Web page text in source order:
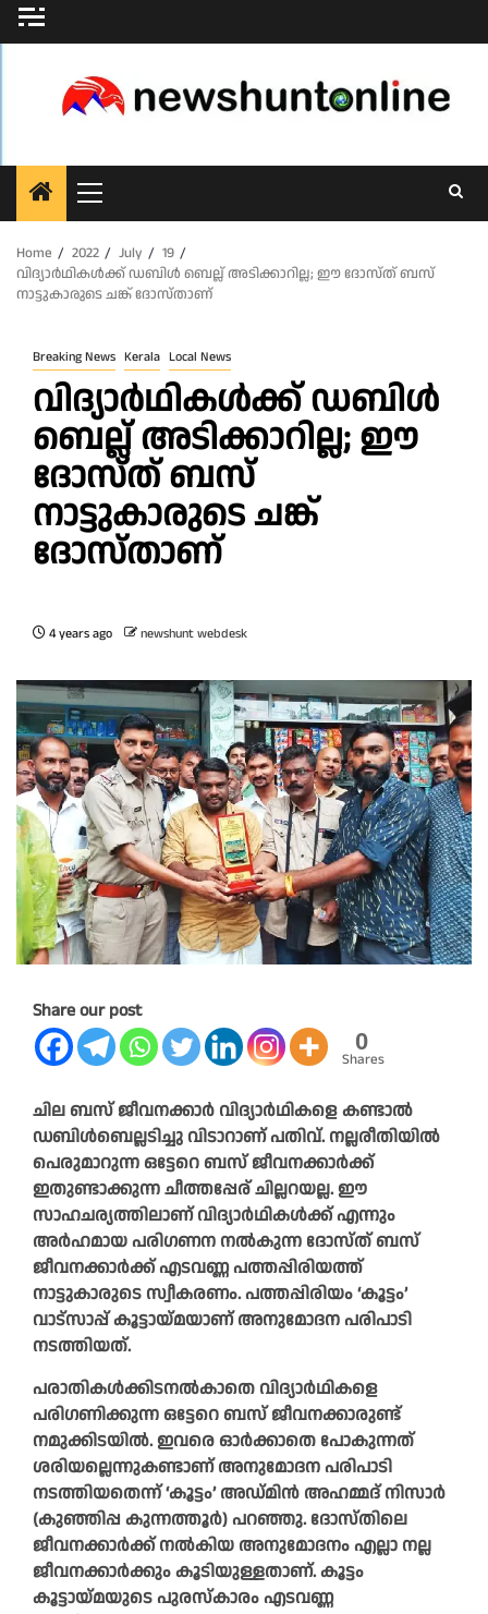
Skip
to
Primary
Menu
Home
2022 July
19
വിദ്യാര്‍ഥികള്‍ക്ക് ഡബിള്‍ ബെല്ല് അടിക്കാറില്ല; ഈ ദോസ്ത് ബസ്
നാട്ടുകാരുടെ ചങ്ക് ദോസ്താണ്
Breaking News Kerala Local News
വിദ്യാര്‍ഥികള്‍ക്ക് ഡബിള്‍
ബെല്ല് അടിക്കാറില്ല; ഈ
ദോസ്ത് ബസ്
നാട്ടുകാരുടെ ചങ്ക്
ദോസ്താണ്
4 years ago newshunt webdesk
Share our post
0
Shares
ചില ബസ് ജീവനക്കാര്‍ വിദ്യാര്‍ഥികളെ കണ്ടാല്‍
ഡബിള്‍ബെല്ലടിച്ചു വിടാറാണ് പതിവ്. നല്ലരീതിയില്‍
പെരുമാറുന്ന ഒട്ടേറെ ബസ് ജീവനക്കാര്‍ക്ക്
ഇതുണ്ടാക്കുന്ന ചീത്തപ്പേര് ചില്ലറയല്ല. ഈ
സാഹചര്യത്തിലാണ് വിദ്യാര്‍ഥികള്‍ക്ക് എന്നും
അര്‍ഹമായ പരിഗണന നല്‍കുന്ന ദോസ്ത് ബസ്
ജീവനക്കാര്‍ക്ക് എടവണ്ണ പത്തപ്പിരിയത്ത്
നാട്ടുകാരുടെ സ്വീകരണം. പത്തപ്പിരിയം ‘കൂട്ടം’
വാട്‌സാപ്പ് കൂട്ടായ്മയാണ് അനുമോദന പരിപാടി
നടത്തിയത്.
പരാതികള്‍ക്കിടനല്‍കാതെ വിദ്യാര്‍ഥികളെ
പരിഗണിക്കുന്ന ഒട്ടേറെ ബസ് ജീവനക്കാരുണ്ട്
നമുക്കിടയില്‍. ഇവരെ ഓര്‍ക്കാതെ പോകുന്നത്
ശരിയല്ലെന്നുകണ്ടാണ് അനുമോദന പരിപാടി
നടത്തിയതെന്ന് ‘കൂട്ടം’ അഡ്മിന്‍ അഹമ്മദ് നിസാര്‍
(കുഞ്ഞിപ്പ കുന്നത്തൂര്‍) പറഞ്ഞു. ദോസ്തിലെ
ജീവനക്കാര്‍ക്ക് നല്‍കിയ അനുമോദനം എല്ലാ നല്ല
ജീവനക്കാര്‍ക്കും കൂടിയുള്ളതാണ്. കൂട്ടം
കൂട്ടായ്മയുടെ പുരസ്‌കാരം എടവണ്ണ